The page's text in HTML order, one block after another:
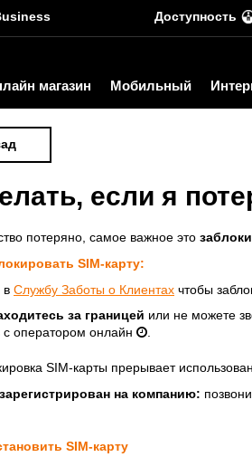
Доступность
магазин Мобильный
если я
потеряно, самое важное это
SIM-карту:
в Службу Заботы о Клиентах чтобы
за границей или не можете
с оператором онлайн
SIM-карты прерывает
зарегистрирован на компанию:
SIM-карту